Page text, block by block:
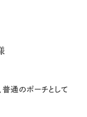
普通のポーチとして